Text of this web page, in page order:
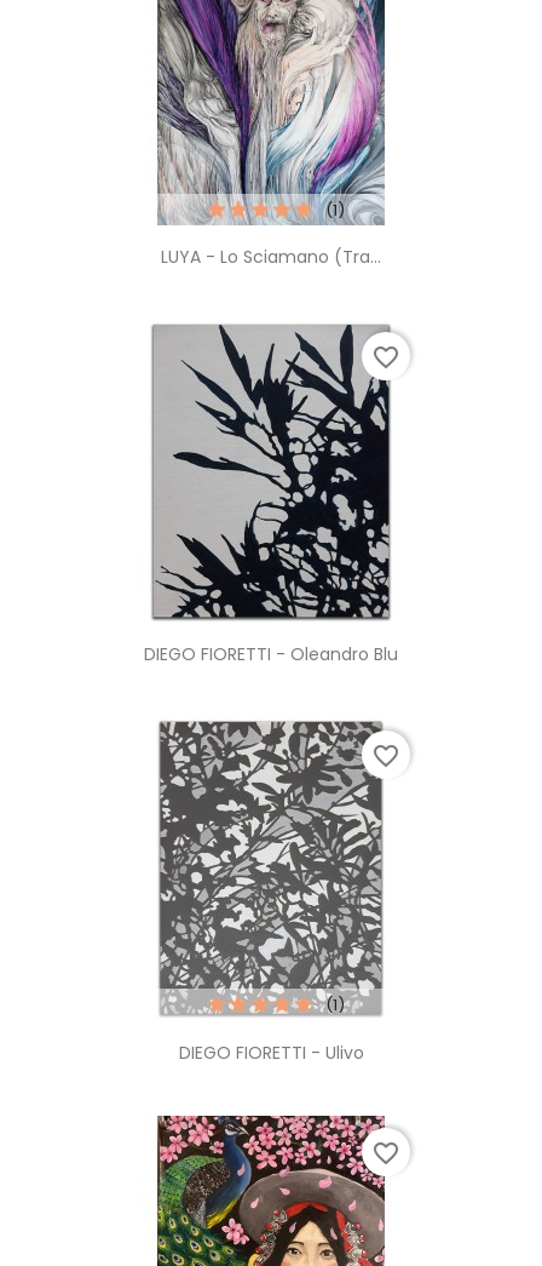
LUYA - Lo Sciamano (tra...
(1)
DIEGO FIORETTI - Oleandro Blu
favorite_border
DIEGO FIORETTI - Ulivo
(1)
favorite_border
favorite_border